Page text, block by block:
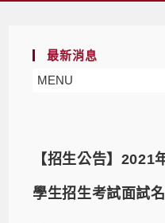
最新消息
MENU
【招生公告】2021
學生招生考試面試